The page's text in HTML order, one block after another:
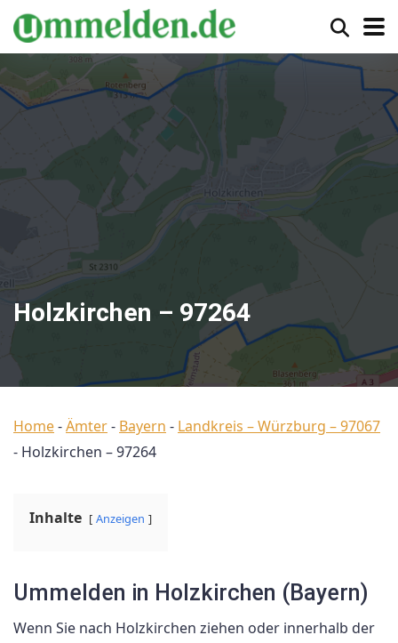
Holzkirchen – 97264
Home-Ämter- Bayern - Landkreis – Würzburg – 97067
- Holzkirchen – 97264
Inhalte Anzeigen
Ummelden in Holzkirchen (Bayern)
Wenn Sie nach Holzkirchen ziehen oder innerhalb der